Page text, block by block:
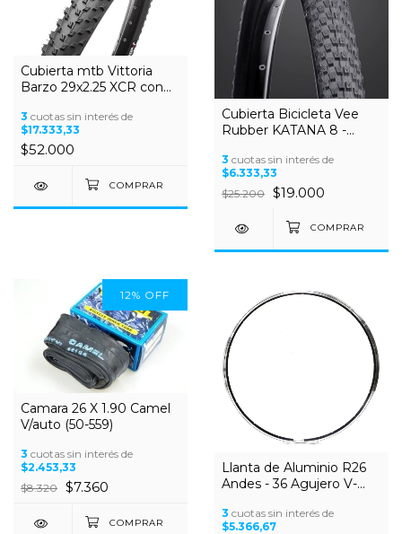
Cubierta mtb Vittoria
Barzo 29x2.25 XCR con
3 cuotas sin interés de
$17.333,33
$52.000
Cubierta Bicicleta Vee
Rubber KATANA 8 -
3 cuotas sin interés de
$6.333,33
$25.200 $19.000
12% OFF
Camara 26 X 1.90 Camel
V/auto (50-559)
3 cuotas sin interés de
$2.453,33
$8.320 $7.360
Llanta de Aluminio R26
Andes - 36 Agujero V-
3 cuotas sin interés de
$5.366,67